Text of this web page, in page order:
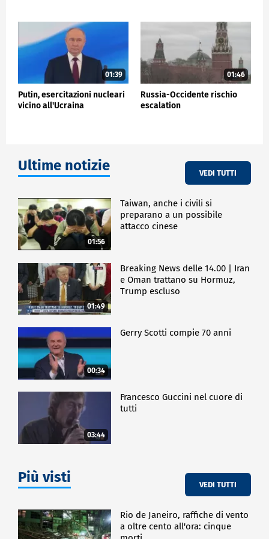
01:39
Putin, esercitazioni nucleari
vicino all'Ucraina
01:46
Russia-Occidente rischio
escalation
Ultime notizie VEDI TUTTI
01:56
Taiwan, anche i civili si
preparano a un possibile
attacco cinese
01:49
Breaking News delle 14.00 | Iran
e Oman trattano su Hormuz,
Trump escluso
00:34
Gerry Scotti compie 70 anni
03:44
Francesco Guccini nel cuore di
tutti
Più visti VEDI TUTTI
Rio de Janeiro, raffiche di vento
a oltre cento all'ora: cinque